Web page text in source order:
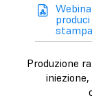
Produzione